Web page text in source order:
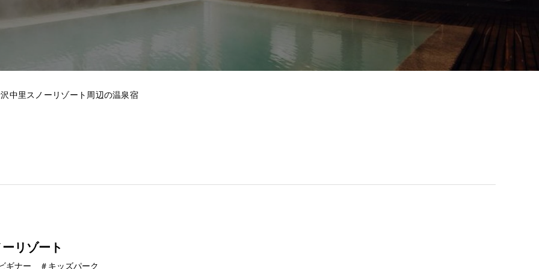
中里スノーリゾート周辺の温泉宿
リゾート
ギナー ＃キッズパーク